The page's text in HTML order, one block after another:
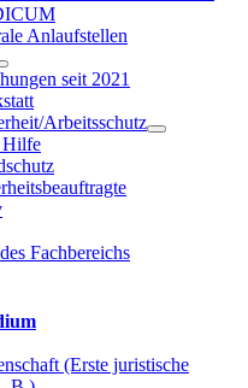
Anlaufstellen
seit 2021
Arbeitsschutz
Hilfe
Fachbereichs
(Erste juristische